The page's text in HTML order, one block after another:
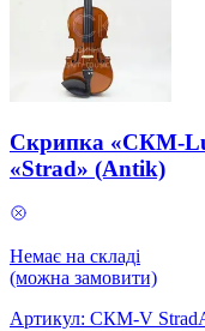
Скрипка «СКМ-
«Strad» (Antik)
Немає на складі
(можна замовити)
Артикул: СКМ-V